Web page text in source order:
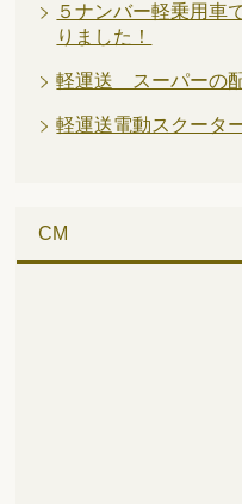
５ナンバー軽乗用車
りました！
軽運送 スーパーの
軽運送電動スクータ
CM